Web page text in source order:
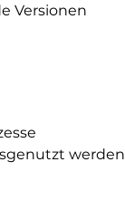
Versionen
werden